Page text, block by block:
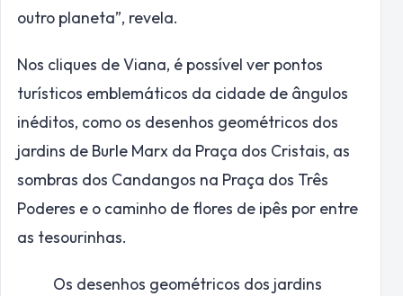
outro planeta”, revela.
Nos cliques de Viana, é possível ver pontos
turísticos emblemáticos da cidade de ângulos
inéditos, como os desenhos geométricos dos
jardins de Burle Marx da Praça dos Cristais, as
sombras dos Candangos na Praça dos Três
Poderes e o caminho de flores de ipês por entre
as tesourinhas.
Os desenhos geométricos dos jardins